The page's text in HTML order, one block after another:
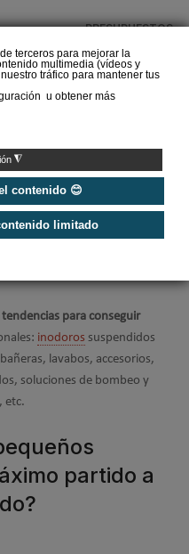
terceros para mejorar la
multimedia (vídeos y
tráfico para mantener tus
u obtener más
◮
contenido 😊
limitado
PRESUPUESTOS
estreno de
para conseguir
inodoros suspendidos
lavabos, accesorios,
soluciones de bombeo y
etc.
partido a